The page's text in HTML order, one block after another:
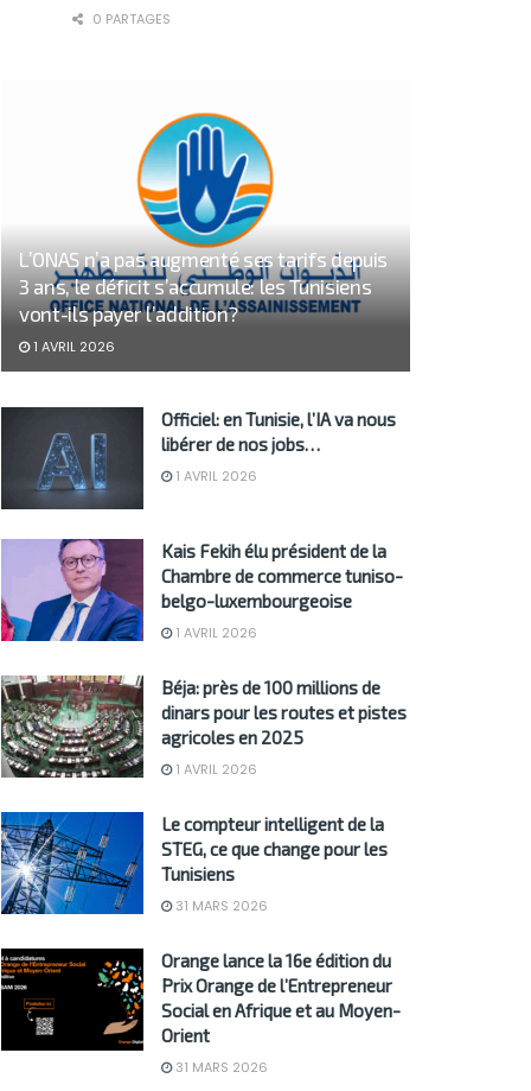
0 PARTAGES
L’ONAS n’a pas augmenté ses tarifs depuis
3 ans, le déficit s’accumule: les Tunisiens
vont-ils payer l’addition?
1 AVRIL 2026
Officiel: en Tunisie, l’IA va nous
libérer de nos jobs…
1 AVRIL 2026
Kais Fekih élu président de la
Chambre de commerce tuniso-
belgo-luxembourgeoise
1 AVRIL 2026
Béja: près de 100 millions de
dinars pour les routes et pistes
agricoles en 2025
1 AVRIL 2026
Le compteur intelligent de la
STEG, ce que change pour les
Tunisiens
31 MARS 2026
Orange lance la 16e édition du
Prix Orange de l’Entrepreneur
Social en Afrique et au Moyen-
Orient
31 MARS 2026